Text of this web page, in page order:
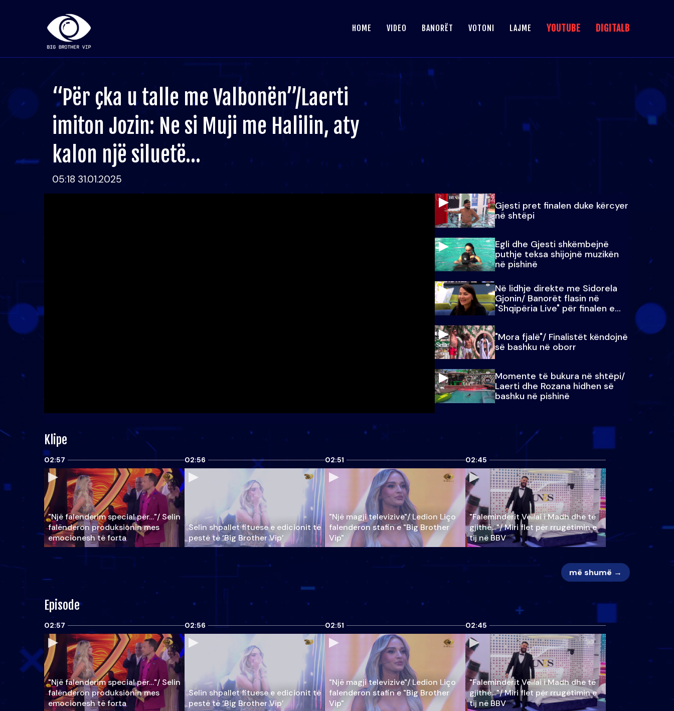
HOME VIDEO BANORËT VOTONI LAJME YOUTUBE DIGITALB
“Për çka u talle me Valbonën”/Laerti
imiton Jozin: Ne si Muji me Halilin, aty
kalon një siluetë…
05:18 31.01.2025
Gjesti pret finalen duke kërcyer
në shtëpi
Egli dhe Gjesti shkëmbejnë
puthje teksa shijojnë muzikën
në pishinë
Në lidhje direkte me Sidorela
Gjonin/ Banorët flasin në
"Shqipëria Live" për finalen e
madhe
"Mora fjalë"/ Finalistët këndojnë
së bashku në oborr
Momente të bukura në shtëpi/
Laerti dhe Rozana hidhen së
bashku në pishinë
Klipe
02:57
"Një falenderim special për…"/ Selin
falënderon produksionin mes
emocionesh të forta
02:56
Selin shpallet fituese e edicionit të
pestë të ‘Big Brother Vip’
02:51
"Një magji televizive"/ Ledion Liço
falenderon stafin e "Big Brother
Vip"
02:45
"Faleminderit Vëllai i Madh dhe të
gjithë…"/ Miri flet për rrugëtimin e
tij në BBV
më shumë →
Episode
02:57
"Një falenderim special për…"/ Selin
falënderon produksionin mes
emocionesh të forta
02:56
Selin shpallet fituese e edicionit të
pestë të ‘Big Brother Vip’
02:51
"Një magji televizive"/ Ledion Liço
falenderon stafin e "Big Brother
Vip"
02:45
"Faleminderit Vëllai i Madh dhe të
gjithë…"/ Miri flet për rrugëtimin e
tij në BBV